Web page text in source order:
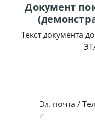
Документ
Текст документа
Эл. почта /